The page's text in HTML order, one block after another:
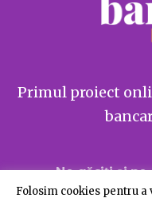
Primul proiect
Ne găsiți și pe
Folosim cookies pentru